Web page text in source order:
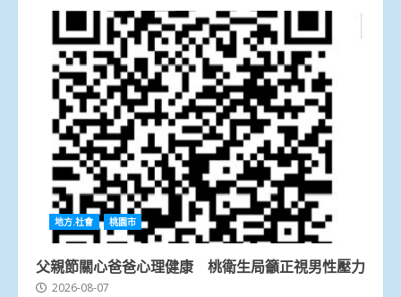
地方.社會 桃園市
父親節關心爸爸心理健康 桃衛生局籲正視男性壓力
2026-08-07